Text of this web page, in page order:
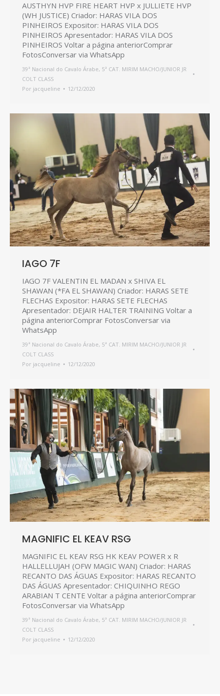
AUSTHYN HVP FIRE HEART HVP x JULLIETE HVP
(WH JUSTICE) Criador: HARAS VILA DOS
PINHEIROS Expositor: HARAS VILA DOS
PINHEIROS Apresentador: HARAS VILA DOS
PINHEIROS Voltar a página anteriorComprar
FotosConversar via WhatsApp
39ª Nacional do Cavalo Árabe, 5ª CAT. MIRIM MACHO/JUNIOR JR
COLT CLASS
Por jacqueline 12/12/2020
IAGO 7F
IAGO 7F VALENTIN EL MADAN x SHIVA EL
SHAWAN (*FA EL SHAWAN) Criador: HARAS SETE
FLECHAS Expositor: HARAS SETE FLECHAS
Apresentador: DEJAIR HALTER TRAINING Voltar a
página anteriorComprar FotosConversar via
WhatsApp
39ª Nacional do Cavalo Árabe, 5ª CAT. MIRIM MACHO/JUNIOR JR
COLT CLASS
Por jacqueline 12/12/2020
MAGNIFIC EL KEAV RSG
MAGNIFIC EL KEAV RSG HK KEAV POWER x R
HALLELLUJAH (OFW MAGIC WAN) Criador: HARAS
RECANTO DAS ÁGUAS Expositor: HARAS RECANTO
DAS ÁGUAS Apresentador: CHIQUINHO REGO
ARABIAN T CENTE Voltar a página anteriorComprar
FotosConversar via WhatsApp
39ª Nacional do Cavalo Árabe, 5ª CAT. MIRIM MACHO/JUNIOR JR
COLT CLASS
Por jacqueline 12/12/2020